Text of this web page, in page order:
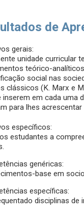
de
gerais:
unidade curricular
teórico-
social nas
clássicos (K. Marx e
inserem em cada uma
para lhes
específicos:
estudantes a
genéricas:
base em
específicas:
disciplinas de